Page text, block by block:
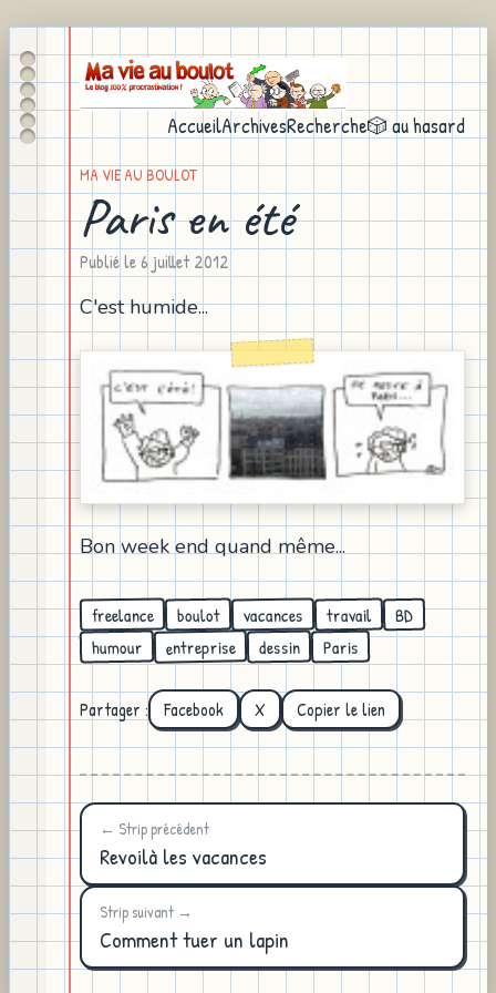
AccueilArchivesRecherche🎲 au hasard
MA VIE AU BOULOT
Paris en été
Publié le 6 juillet 2012
C'est humide...
Bon week end quand même...
freelance boulot vacances travail BD
humour entreprise dessin Paris
Partager : Facebook X Copier le lien
← Strip précédent
Revoilà les vacances
Strip suivant →
Comment tuer un lapin